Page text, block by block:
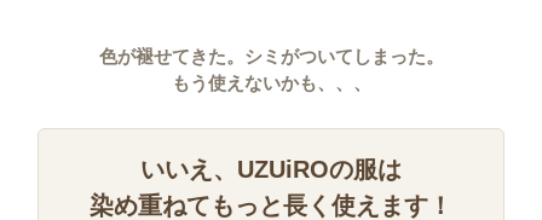
色が褪せてきた。シミがついてしまった。
もう使えないかも、、、
いいえ、UZUiROの服は
染め重ねてもっと長く使えます！